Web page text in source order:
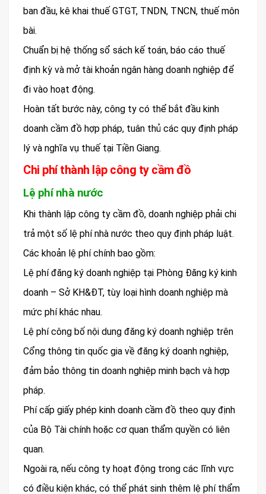
ban đầu, kê khai thuế GTGT, TNDN, TNCN, thuế môn
bài.
Chuẩn bị hệ thống sổ sách kế toán, báo cáo thuế
định kỳ và mở tài khoản ngân hàng doanh nghiệp để
đi vào hoạt động.
Hoàn tất bước này, công ty có thể bắt đầu kinh
doanh cầm đồ hợp pháp, tuân thủ các quy định pháp
lý và nghĩa vụ thuế tại Tiền Giang.
Chi phí thành lập công ty cầm đồ
Lệ phí nhà nước
Khi thành lập công ty cầm đồ, doanh nghiệp phải chi
trả một số lệ phí nhà nước theo quy định pháp luật.
Các khoản lệ phí chính bao gồm:
Lệ phí đăng ký doanh nghiệp tại Phòng Đăng ký kinh
doanh – Sở KH&ĐT, tùy loại hình doanh nghiệp mà
mức phí khác nhau.
Lệ phí công bố nội dung đăng ký doanh nghiệp trên
Cổng thông tin quốc gia về đăng ký doanh nghiệp,
đảm bảo thông tin doanh nghiệp minh bạch và hợp
pháp.
Phí cấp giấy phép kinh doanh cầm đồ theo quy định
của Bộ Tài chính hoặc cơ quan thẩm quyền có liên
quan.
Ngoài ra, nếu công ty hoạt động trong các lĩnh vực
có điều kiện khác, có thể phát sinh thêm lệ phí thẩm